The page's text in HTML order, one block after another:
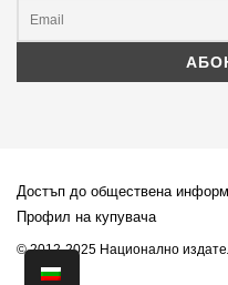
Достъп до обществена
Профил на купувача
© 2012-2025 Национално